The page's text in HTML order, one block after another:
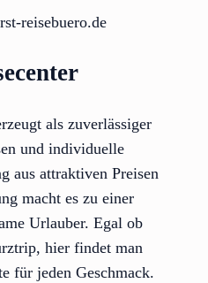
reisebuero.de
als zuverlässiger
und individuelle
aus attraktiven Preisen
macht es zu einer
Urlauber. Egal ob
hier findet man
für jeden Geschmack.